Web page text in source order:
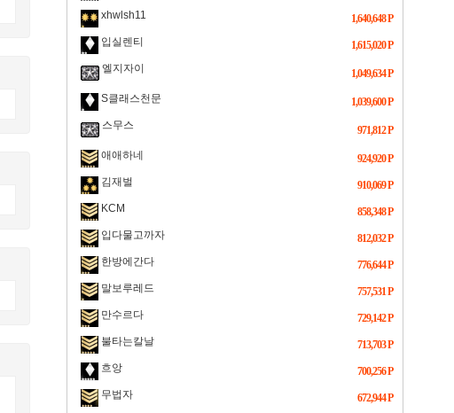
xhwlsh11
1,640,648 P
입실렌티
1,615,020 P
엘지자이
1,049,634 P
S클래스천문
1,039,600 P
스무스
971,812 P
애애하네
924,920 P
김재벌
910,069 P
KCM
858,348 P
입다물고까자
812,032 P
한방에간다
776,644 P
말보루레드
757,531 P
만수르다
729,142 P
불타는칼날
713,703 P
흐앙
700,256 P
무법자
672,944 P